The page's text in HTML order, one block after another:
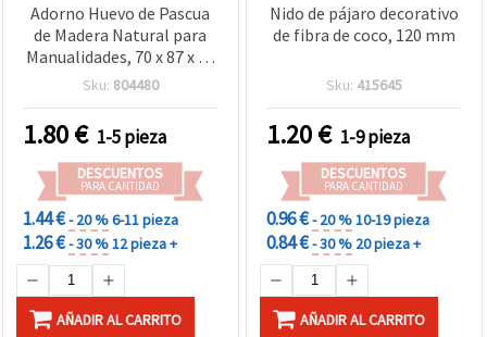
Adorno Huevo de Pascua
de Madera Natural para
Manualidades, 70 x 87 x 16
mm - 1 ud.
Sku: 804480
1.80€ 1-5 pieza
DESCUENTOS
PARA CANTIDAD
1.44 €- 20 %6-11 pieza
1.26 €- 30 %12 pieza +
AÑADIR AL CARRITO
Nido de pájaro decorativo
de fibra de coco, 120 mm
Sku: 415645
1.20€ 1-9 pieza
DESCUENTOS
PARA CANTIDAD
0.96 €- 20 %10-19 pieza
0.84 €- 30 % 20 pieza +
AÑADIR AL CARRITO